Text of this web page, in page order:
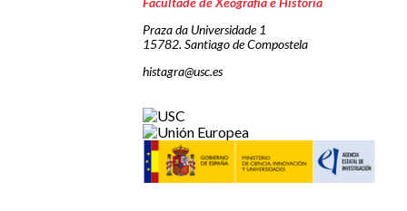
Praza da Universidade 1
15782. Santiago de Compostela
histagra@usc.es